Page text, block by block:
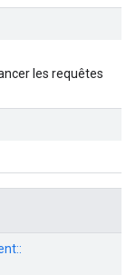
les requêtes